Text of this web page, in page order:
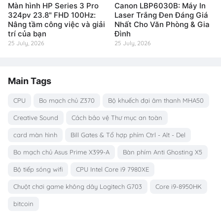
Màn hình HP Series 3 Pro
324pv 23.8" FHD 100Hz:
Nâng tầm công việc và giải
trí của bạn
25 July, 2026
Canon LBP6030B: Máy In
Laser Trắng Đen Đáng Giá
Nhất Cho Văn Phòng & Gia
Đình
25 July, 2026
Main Tags
CPU Bo mạch chủ Z370 Bộ khuếch đại âm thanh MHA50
Creative Sound Cách bảo vệ Thư mục an toàn
card màn hình Bill Gates & Tổ hợp phím Ctrl - Alt - Del
Bo mạch chủ Asus Prime X399-A Bàn phím Anti Ghosting X5
Bộ tiếp sóng wifi CPU Intel Core i9 7980XE
Chuột chơi game không dây Logitech G703 Core i9-8950HK
bitcoin